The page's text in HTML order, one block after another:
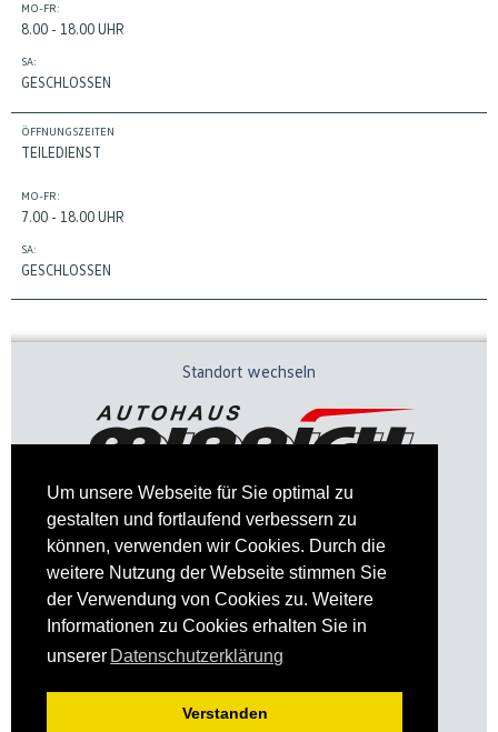
Um unsere Webseite für Sie optimal zu
gestalten und fortlaufend verbessern zu
können, verwenden wir Cookies. Durch die
weitere Nutzung der Webseite stimmen Sie
der Verwendung von Cookies zu. Weitere
Informationen zu Cookies erhalten Sie in
unserer Datenschutzerklärung
Verstanden
MO-FR:
8.00 - 18.00 UHR
SA:
GESCHLOSSEN
ÖFFNUNGSZEITEN
TEILEDIENST
MO-FR:
7.00 - 18.00 UHR
SA:
GESCHLOSSEN
Standort wechseln
Impressum Datenschutz